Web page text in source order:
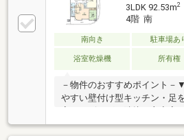
3LDK 92.53m2
4階 南
南向き 駐車場あ
浴室乾燥機 所有権
－物件のおすすめポイント－
やすい壁付け型キッチン・足
室がリビングに隣接・主寝室
付・門扉付アルコーブにトラ
面駐車場1台利用可能(車種に